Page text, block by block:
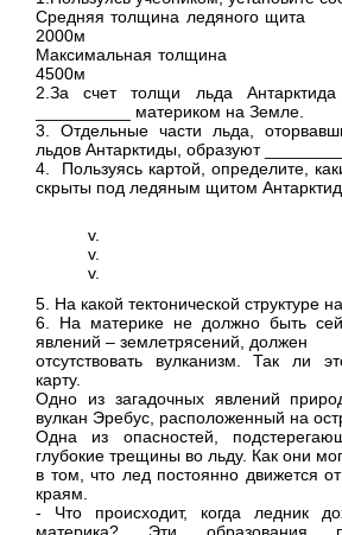
Средняя толщина ледяного
2000м
Максимальная
4500м
2.За счет толщи льда
__________ материком на Земле.
3. Отдельные части льда,
льдов Антарктиды, образуют
4. Пользуясь картой, определите,
скрыты под ледяным щитом
5. На какой тектонической структуре
6. На материке не должно быть
явлений – землетрясений, должен
отсутствовать вулканизм. Так ли
карту.
Одно из загадочных явлений
вулкан Эребус, расположенный на
Одна из опасностей,
глубокие трещины во льду. Как они
в том, что лед постоянно движется
краям.
- Что происходит, когда ледник
материка? Эти образования